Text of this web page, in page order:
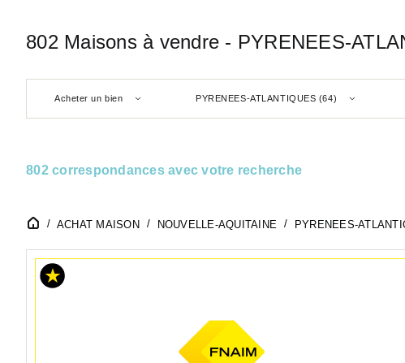
802 Maisons à vendre - PYRENEES-
Acheter un bien PYRENEES-ATLANTIQUES (64)
802 correspondances avec votre recherche
ACHAT MAISON NOUVELLE-AQUITAINE PYRENEES-